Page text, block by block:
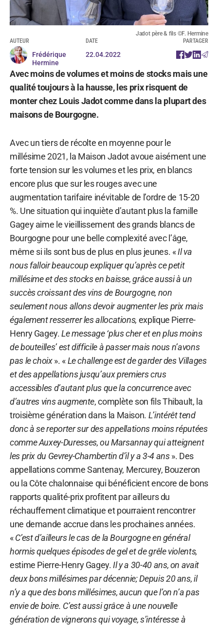
Jadot père & fils ©F. Hermine
AUTEUR
Frédérique
Hermine
DATE
22.04.2022
PARTAGER
Avec moins de volumes et moins de stocks mais une
qualité toujours à la hausse, les prix risquent de
monter chez Louis Jadot comme dans la plupart des
maisons de Bourgogne.
Avec un tiers de récolte en moyenne pour le
millésime 2021, la Maison Jadot avoue aisément une
forte tension sur les volumes et les prix, en blancs
encore plus que sur les rouges avec une
augmentation tarifaire inévitable de l’ordre de 15-20
%. Une situation qui inquiète d’autant plus la famille
Gagey aime le vieillissement des grands blancs de
Bourgogne pour une belle complexité avec l’âge,
même si ils sont bus de plus en plus jeunes. «Il va
nous falloir beaucoup expliquer qu’après ce petit
millésime et des stocks en baisse, grâce aussi à un
succès croissant des vins de Bourgogne, non
seulement nous allons devoir augmenter les prix mais
également resserrer les allocations, explique Pierre-
Henry Gagey.Le message ‘plus cher et en plus moins
de bouteilles’ est difficile à passer mais nous n’avons
pas le choix». «Le challenge est de garder des Villages
et des appellations jusqu’aux premiers crus
accessibles d’autant plus que la concurrence avec
d’autres vins augmente, complète son fils Thibault, la
troisième génération dans la Maison. L’intérêt tend
donc à se reporter sur des appellations moins réputées
comme Auxey-Duresses, ou Marsannay qui atteignent
les prix du Gevrey-Chambertin d’il y a 3-4 ans». Des
appellations comme Santenay, Mercurey, Bouzeron
ou la Côte chalonnaise qui bénéficient encore de bons
rapports qualité-prix profitent par ailleurs du
réchauffement climatique et pourraient rencontrer
une demande accrue dans les prochaines années.
«C’est d’ailleurs le cas de la Bourgogne en général
hormis quelques épisodes de gel et de grêle violents,
estime Pierre-Henry Gagey. Il y a 30-40 ans, on avait
deux bons millésimes par décennie; Depuis 20 ans, il
n’y a que des bons millésimes, aucun que l’on n’a pas
envie de boire. C’est aussi grâce à une nouvelle
génération de vignerons qui voyage, s’intéresse à